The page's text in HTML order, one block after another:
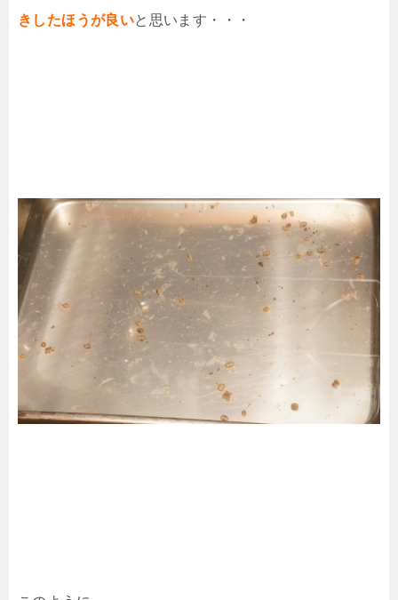
きしたほうが良いと思います・・・